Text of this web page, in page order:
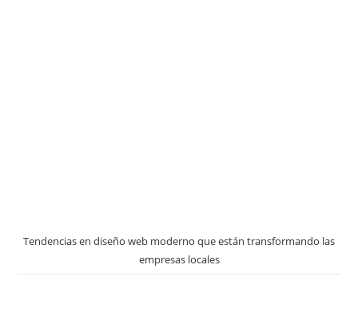
Tendencias en diseño web moderno que están transformando las
empresas locales